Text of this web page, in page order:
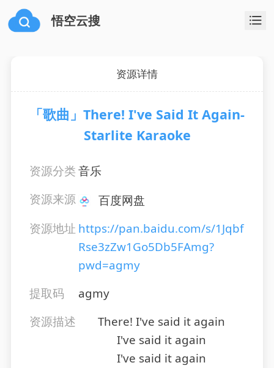
悟空云搜
资源详情
「歌曲」There! I've Said It Again-
Starlite Karaoke
资源分类音乐
资源来源
百度网盘
资源地址 https://pan.baidu.com/s/1Jqbf
Rse3zZw1Go5Db5FAmg?
pwd=agmy
提取码
agmy
资源描述
There! I've said it again
I've said it again
I've said it again